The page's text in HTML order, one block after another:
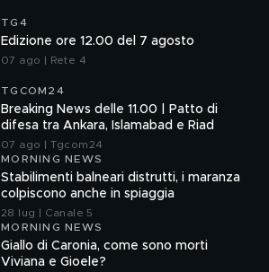
TG4
Edizione ore 12.00 del 7 agosto
07 ago | Rete 4
TGCOM24
Breaking News delle 11.00 | Patto di
difesa tra Ankara, Islamabad e Riad
07 ago | Tgcom24
MORNING NEWS
Stabilimenti balneari distrutti, i maranza
colpiscono anche in spiaggia
28 lug | Canale 5
MORNING NEWS
Giallo di Caronia, come sono morti
Viviana e Gioele?